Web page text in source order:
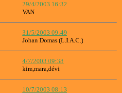
29/4/2003 16:32
VAN
31/5/2003 09:49
Johan Domas (L.I.A.C.)
4/7/2003 09:38
kim,mara,dévi
10/7/2003 08:13